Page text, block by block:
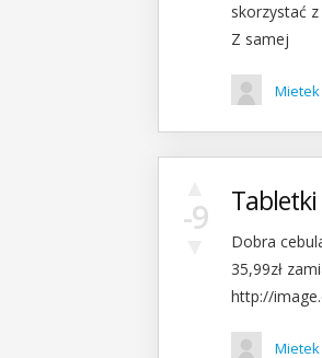
skorzystać
Z samej
Mietek
-9 Tabletki
Dobra
35,99zł
http://
Mietek